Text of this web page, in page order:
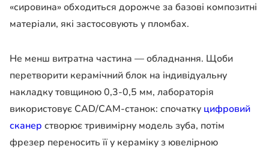
«сировина» обходиться дорожче за базові композитні
матеріали, які застосовують у пломбах.
Не менш витратна частина — обладнання. Щоби
перетворити керамічний блок на індивідуальну
накладку товщиною 0,3-0,5 мм, лабораторія
використовує CAD/CAM-станок: спочатку цифровий
сканер створює тривимірну модель зуба, потім
фрезер переносить її у кераміку з ювелірною